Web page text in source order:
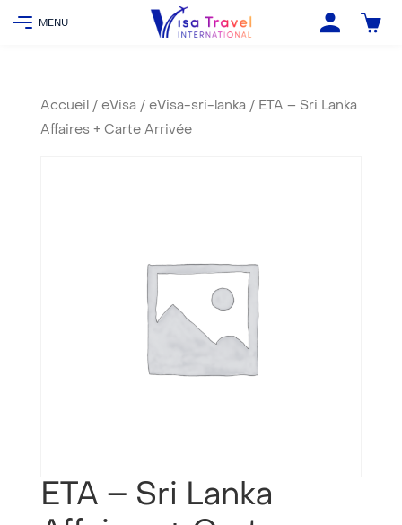
Accueil / eVisa / eVisa-sri-lanka / ETA – Sri Lanka
Affaires + Carte Arrivée
ETA – Sri Lanka